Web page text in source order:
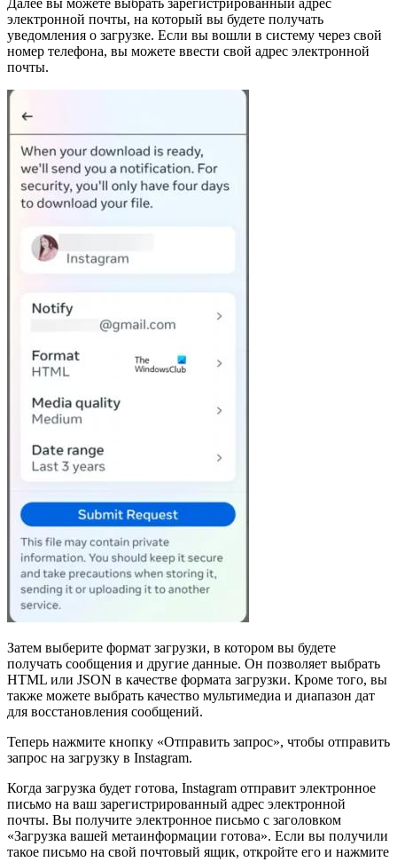
Далее вы можете выбрать зарегистрированный адрес
электронной почты, на который вы будете получать
уведомления о загрузке. Если вы вошли в систему через свой
номер телефона, вы можете ввести свой адрес электронной
почты.
Затем выберите формат загрузки, в котором вы будете
получать сообщения и другие данные. Он позволяет выбрать
HTML или JSON в качестве формата загрузки. Кроме того, вы
также можете выбрать качество мультимедиа и диапазон дат
для восстановления сообщений.
Теперь нажмите кнопку «Отправить запрос», чтобы отправить
запрос на загрузку в Instagram.
Когда загрузка будет готова, Instagram отправит электронное
письмо на ваш зарегистрированный адрес электронной
почты. Вы получите электронное письмо с заголовком
«Загрузка вашей метаинформации готова». Если вы получили
такое письмо на свой почтовый ящик, откройте его и нажмите